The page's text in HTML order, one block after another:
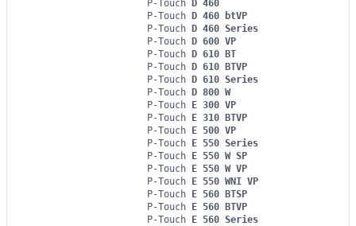
P-Touch D 460
P-Touch D 460 btVP
P-Touch D 460 Series
P-Touch D 600 VP
P-Touch D 610 BT
P-Touch D 610 BTVP
P-Touch D 610 Series
P-Touch D 800 W
P-Touch E 300 VP
P-Touch E 310 BTVP
P-Touch E 500 VP
P-Touch E 550 Series
P-Touch E 550 W SP
P-Touch E 550 W VP
P-Touch E 550 WNI VP
P-Touch E 560 BTSP
P-Touch E 560 BTVP
P-Touch E 560 Series